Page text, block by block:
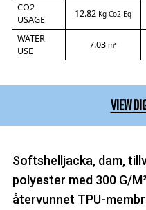
CO2
USAGE
12.82 Kg Co2-Eq
WATER
USE
7.03 m³
VIEW
Softshelljacka, dam,
polyester med 300 G/
återvunnet TPU-